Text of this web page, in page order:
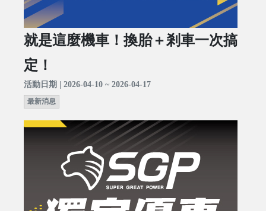
就是這麼機車！換胎＋剎車一次搞
定！
活動日期 | 2026-04-10 ~ 2026-04-17
最新消息